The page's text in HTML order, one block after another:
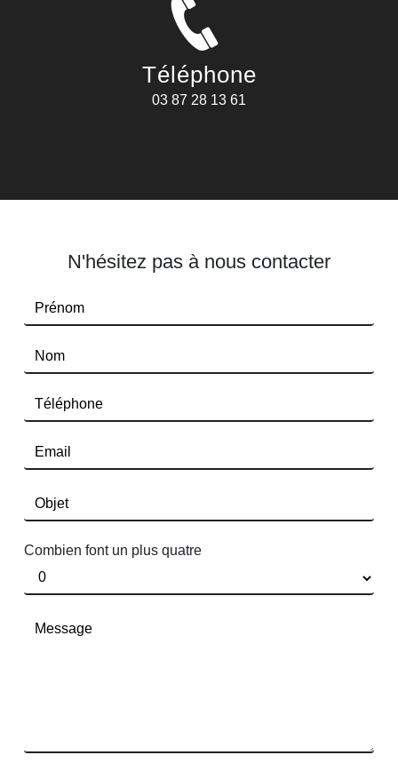
Téléphone
03 87 28 13 61
N'hésitez pas à nous contacter
Combien font un plus quatre